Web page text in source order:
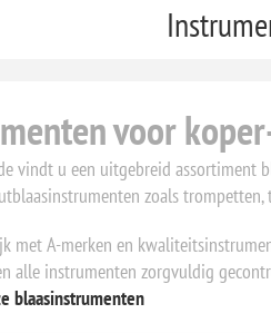
voor
vindt u een uitgebreid assortiment
zoals trompetten,
met A-merken en
alle instrumenten zorgvuldig
blaasinstrumenten